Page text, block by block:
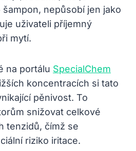
nepůsobí jen jako
uživateli příjemný
mytí.
na portálu SpecialChem
koncentracích si tato
pěnivost. To
snižovat celkové
tenzidů, čímž se
riziko iritace.